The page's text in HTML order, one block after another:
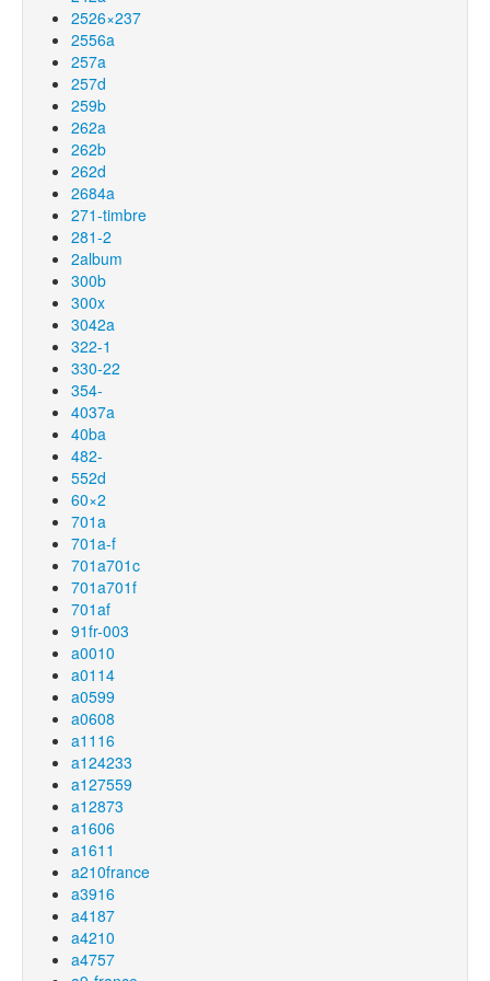
2526×237
2556a
257a
257d
259b
262a
262b
262d
2684a
271-timbre
281-2
2album
300b
300x
3042a
322-1
330-22
354-
4037a
40ba
482-
552d
60×2
701a
701a-f
701a701c
701a701f
701af
91fr-003
a0010
a0114
a0599
a0608
a1116
a124233
a127559
a12873
a1606
a1611
a210france
a3916
a4187
a4210
a4757